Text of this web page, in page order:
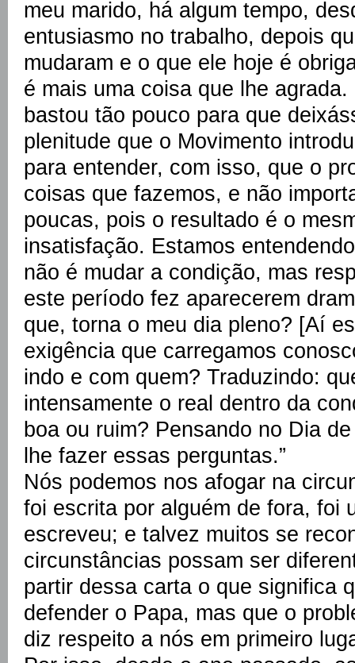
meu marido, há algum tempo,
entusiasmo no trabalho, depois
mudaram e o que ele hoje é
é mais uma coisa que lhe
bastou tão pouco para que
plenitude que o Movimento
para entender, com isso, que o
coisas que fazemos, e não
poucas, pois o resultado é o
insatisfação. Estamos
não é mudar a condição, mas
este período fez aparecerem
que, torna o meu dia pleno? [Aí
exigência que carregamos
indo e com quem? Traduzindo:
intensamente o real dentro da
boa ou ruim? Pensando no Dia
lhe fazer essas perguntas.”
Nós podemos nos afogar na
foi escrita por alguém de fora, foi
escreveu; e talvez muitos se
circunstâncias possam ser
partir dessa carta o que significa
defender o Papa, mas que o
diz respeito a nós em primeiro